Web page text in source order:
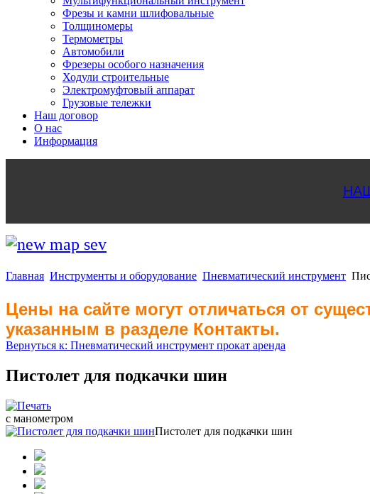
Фрезы и камни шлифовальные
Толщиномеры
Термометры
Автомобили
Фрезеры особого назначения
Ходули строительные
Электромуфтовый аппарат
Грузовые тележки
Наш договор
О нас
Информация
Главная Инструменты и оборудование Пневматический инструмент
Цены на сайте могут отличаться от
указанным в разделе Контакты.
Вернуться к: Пневматический инструмент прокат аренда
Пистолет для подкачки шин
с манометром
Пистолет для подкачки шин